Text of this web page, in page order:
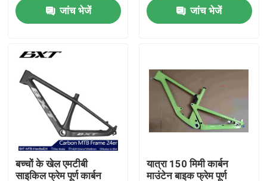
हमसे संपर्क करें
उद्धरण मांगें
कार्बन माउंटेन बाइक
कार्बन रोड बाइक
कार्बन माउंटेन बाइक फ्रेम
जांच भेजें जांच भेजें
बच्चों के खेल एमटीबी
साइकिल फ्रेम पूर्ण कार्बन
यात्रा 150 मिमी कार्बन
माउंटेन बाइक फ्रेम पूर्ण